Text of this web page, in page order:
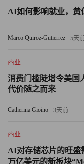
而黄仁勋对Marvell
情绪，但Marvell
美联储一旦发出任何
比极高的标的将首当
CPO、硅光、DSP
杠杆、高预期的地基
的美国CPI数据超预
前景的担忧。在流动
AI如何影响就业，黄
Marco Quiroz-Gutierrez 5天
商业
消费门槛陡增令美国
代价随之而来
Catherina Gioino 3天前
商业
AI对存储芯片的旺盛
万亿美元的新板块